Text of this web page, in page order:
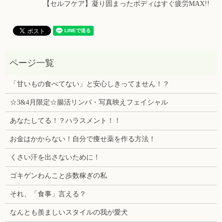
【セルフケア】凝り固まったボディはすぐ疲労MAX!!
「甘いもの食べてない」と安心しきってません！？
☆3&4月限定☆腸活リンパ・写真映えフェイシャル
あなたしてる！？ハラスメント！！
お金はかからない！自分で痩せ薬を作る方法！
くさい汗を出さないために！
ゴキゲンわんこと歩数稼ぎの私
それ、「食事」言える？
なんとも羨ましいスタイルの我が愛犬